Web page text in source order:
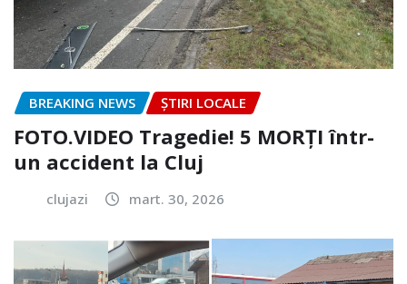
BREAKING NEWS ȘTIRI LOCALE
FOTO.VIDEO Tragedie! 5 MORȚI într-
un accident la Cluj
clujazi mart. 30, 2026